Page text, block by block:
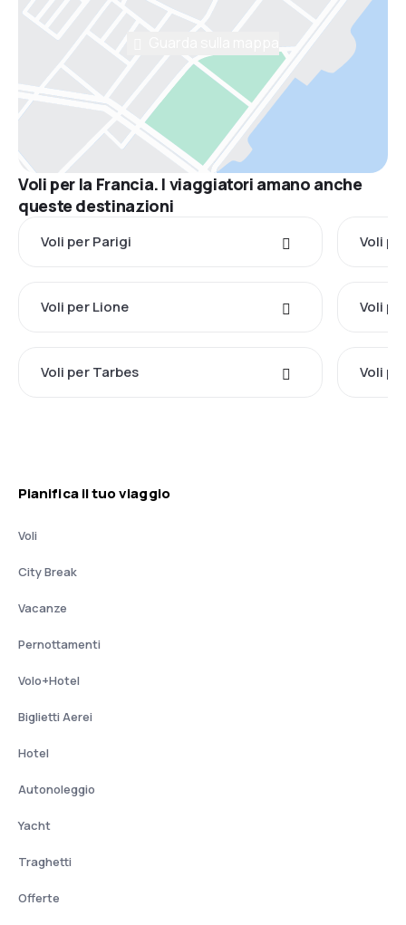
Voli per la Francia. I viaggiatori amano anche
queste destinazioni
Voli per Parigi Voli
Voli per Lione Voli
Voli per Tarbes Voli
Pianifica il tuo viaggio
Voli
City Break
Vacanze
Pernottamenti
Volo+Hotel
Biglietti Aerei
Hotel
Autonoleggio
Yacht
Traghetti
Offerte